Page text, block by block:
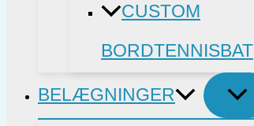
CUSTOM
BORDTENNISBAT
BELÆGNINGER